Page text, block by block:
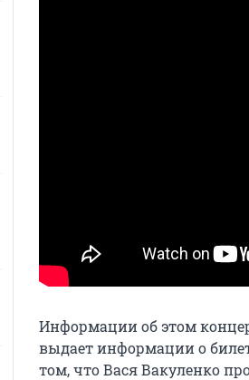
Информации об этом
выдает информации о
том, что Вася Вакуленко